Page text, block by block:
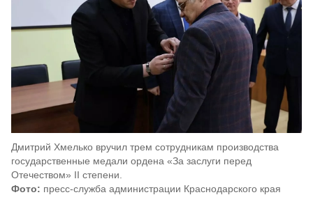
Дмитрий Хмелько вручил трем сотрудникам производства
государственные медали ордена «За заслуги перед
Отечеством» II степени.
Фото: пресс-служба администрации Краснодарского края